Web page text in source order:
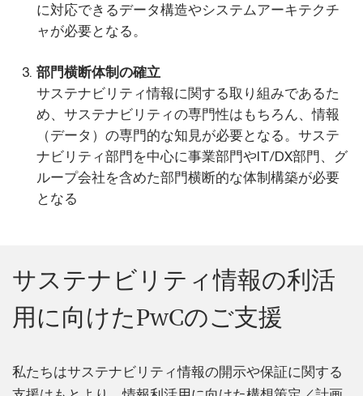
に対応できるデータ構造やシステムアーキテクチ
ャが必要となる。
部門横断体制の確立
サステナビリティ情報に関する取り組みであるた
め、サステナビリティの専門性はもちろん、情報
（データ）の専門的な知見が必要となる。サステ
ナビリティ部門を中心に事業部門やIT/DX部門、グ
ループ会社を含めた部門横断的な体制構築が必要
となる
サステナビリティ情報の利活
用に向けたPwCのご支援
私たちはサステナビリティ情報の開示や保証に関する